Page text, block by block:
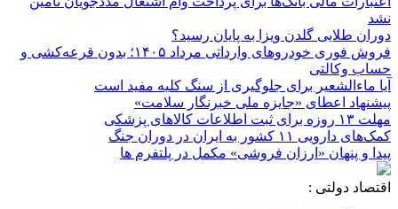
نشد
دوران طلایی گلدن ویزا به پایان رسید؟
فروش فوری خودروهای وارداتی مرداد ۱۴۰۵؛ بدون قرعه‌کشی و
حساب وکالتی
آیا ماءالشعیر برای جلوگیری از سنگ کلیه مفید است
پیشنهاد اعطای «جایزه ملی خبرنگار سلامت»
مهلت ۱۳ روزه برای ثبت اطلاعات کالاهای پزشکی
کمک‌های دارویی ۱۱ کشور به ایران در دوران جنگ
پیدا و پنهان «ارزان فروشی» مکمل در پلتفرم ها
اقتصاد دولتی :